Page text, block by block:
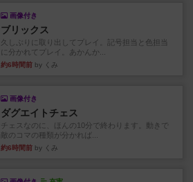
画像付き
ブリックス
久しぶりに取り出してプレイ。記号担当と色担当
に分かれてプレイ。あかんか...
約6時間前 by くみ
画像付き
ダグエイトチェス
チェスなのに、ほんの10分で終わります。動きで
敵のコマの種類が分かれば...
約6時間前 by くみ